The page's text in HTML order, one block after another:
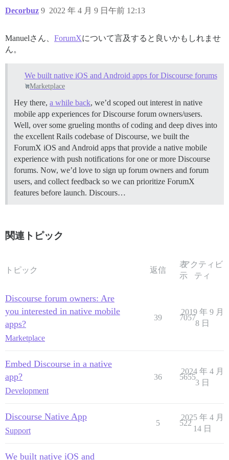
Decorbuz 2022 年 4 月 9 日午前 12:13
9
Manuelさん、 ForumXについて言及すると良いかもしれませ
ん。
We built native iOS and Android apps for Discourse forums
Marketplace
Hey there, a while back, we’d scoped out interest in native
mobile app experiences for Discourse forum owners/users.
Well, over some grueling months of coding and deep dives into
the excellent Rails codebase of Discourse, we built the
ForumX iOS and Android apps that provide a native mobile
experience with push notifications for one or more Discourse
forums. Now, we’d love to sign up forum owners and forum
users, and collect feedback so we can prioritize ForumX
features before launch. Discours…
関連トピック
トピック 返信
表
示
アクティビ
ティ
Discourse forum owners: Are
you interested in native mobile
apps?
Marketplace
39 7057
2019 年 9 月
8 日
Embed Discourse in a native
app?
Development
36 5655
2024 年 4 月
3 日
Discourse Native App
Support
5 522
2025 年 4 月
14 日
We built native iOS and